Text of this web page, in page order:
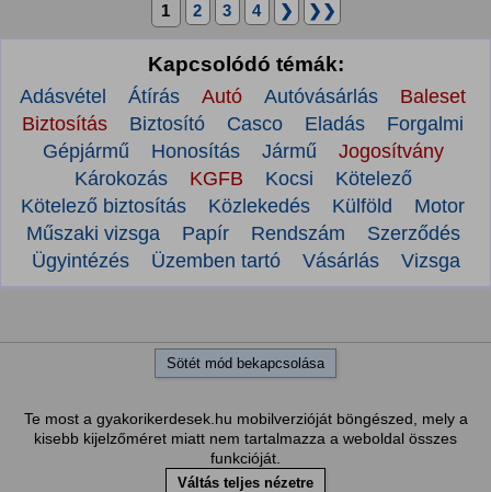
1 2 3 4 ❯ ❯❯
Kapcsolódó témák:
Adásvétel Átírás Autó Autóvásárlás
Baleset
Biztosítás
Biztosító Casco Eladás
Forgalmi
Gépjármű
Honosítás Jármű
Jogosítvány
Károkozás
KGFB Kocsi
Kötelező
Kötelező biztosítás
Közlekedés Külföld
Motor
Műszaki vizsga
Papír Rendszám
Szerződés
Ügyintézés
Üzemben tartó Vásárlás Vizsga
Sötét mód bekapcsolása
Te most a gyakorikerdesek.hu mobilverzióját böngészed, mely a
kisebb kijelzőméret miatt nem tartalmazza a weboldal összes
funkcióját.
Váltás teljes nézetre